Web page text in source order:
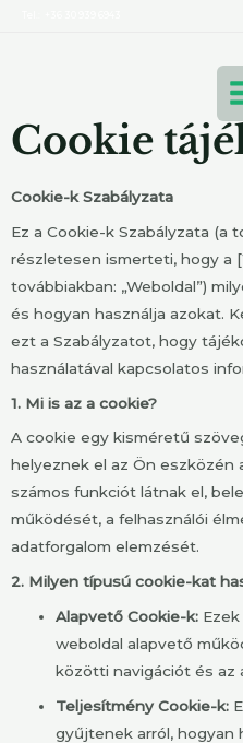
Cookie
Cookie-k Szabályzata
Ez a Cookie-k Szabályzata (a
részletesen ismerteti, hogy a
továbbiakban: „Weboldal”)
és hogyan használja azokat.
ezt a Szabályzatot, hogy
használatával kapcsolatos
1. Mi is az a cookie?
A cookie egy kisméretű
helyeznek el az Ön eszközén
számos funkciót látnak el,
működését, a felhasználói
adatforgalom elemzését.
2. Milyen típusú cookie-kat
Alapvető Cookie-k:
weboldal alapvető
közötti navigációt és az
Teljesítmény Cookie-k:
gyűjtenek arról, hogyan